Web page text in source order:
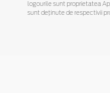
logourile sunt proprietatea
sunt deținute de respectivii